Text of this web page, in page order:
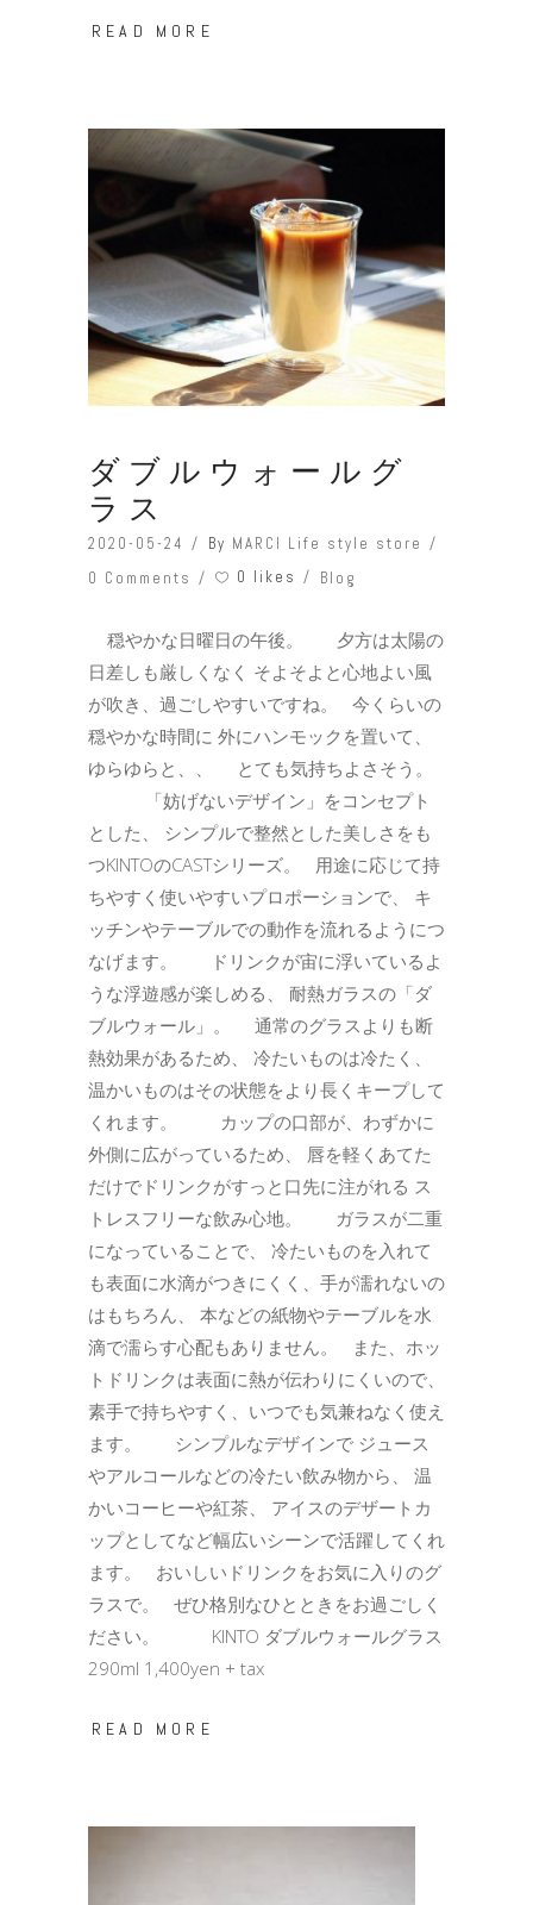
READ MORE
ダブルウォールグ
ラス
2020-05-24 By MARCI Life style store
0 Comments
0 likes Blog
穏やかな日曜日の午後。 夕方は太陽の
日差しも厳しくなく そよそよと心地よい風
が吹き、過ごしやすいですね。 今くらいの
穏やかな時間に 外にハンモックを置いて、
ゆらゆらと、、 とても気持ちよさそう。
「妨げないデザイン」をコンセプト
とした、 シンプルで整然とした美しさをも
つKINTOのCASTシリーズ。 用途に応じて持
ちやすく使いやすいプロポーションで、 キ
ッチンやテーブルでの動作を流れるようにつ
なげます。 ドリンクが宙に浮いているよ
うな浮遊感が楽しめる、 耐熱ガラスの「ダ
ブルウォール」。 通常のグラスよりも断
熱効果があるため、 冷たいものは冷たく、
温かいものはその状態をより長くキープして
くれます。 カップの口部が、わずかに
外側に広がっているため、 唇を軽くあてた
だけでドリンクがすっと口先に注がれる ス
トレスフリーな飲み心地。 ガラスが二重
になっていることで、 冷たいものを入れて
も表面に水滴がつきにくく、手が濡れないの
はもちろん、 本などの紙物やテーブルを水
滴で濡らす心配もありません。 また、ホッ
トドリンクは表面に熱が伝わりにくいので、
素手で持ちやすく、いつでも気兼ねなく使え
ます。 シンプルなデザインで ジュース
やアルコールなどの冷たい飲み物から、 温
かいコーヒーや紅茶、 アイスのデザートカ
ップとしてなど幅広いシーンで活躍してくれ
ます。 おいしいドリンクをお気に入りのグ
ラスで。 ぜひ格別なひとときをお過ごしく
ださい。 KINTO ダブルウォールグラス
290ml 1,400yen + tax
READ MORE